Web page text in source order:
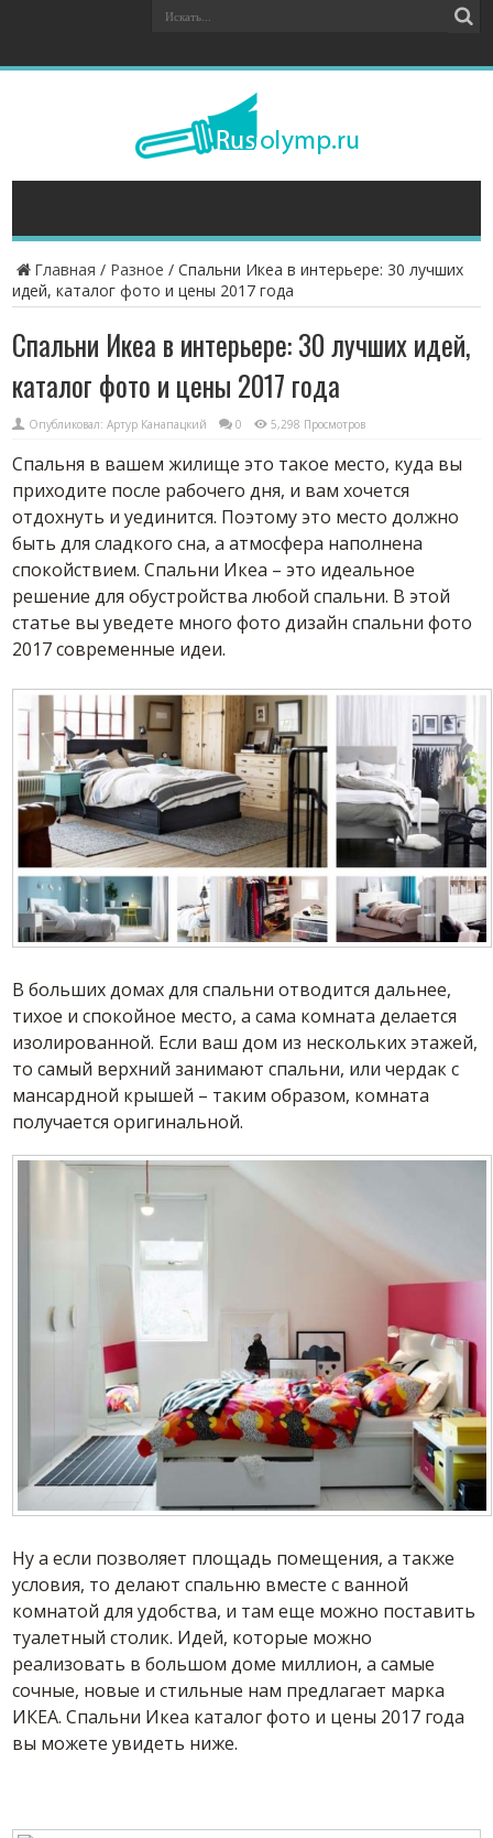
Главная / Разное /Спальни Икеа в интерьере: 30 лучших
идей, каталог фото и цены 2017 года
Спальни Икеа в интерьере: 30 лучших идей,
каталог фото и цены 2017 года
Опубликовал:Артур Канапацкий 0 5,298 Просмотров
Спальня в вашем жилище это такое место, куда вы
приходите после рабочего дня, и вам хочется
отдохнуть и уединится. Поэтому это место должно
быть для сладкого сна, а атмосфера наполнена
спокойствием. Спальни Икеа – это идеальное
решение для обустройства любой спальни. В этой
статье вы уведете много фото дизайн спальни фото
2017 современные идеи.
В больших домах для спальни отводится дальнее,
тихое и спокойное место, а сама комната делается
изолированной. Если ваш дом из нескольких этажей,
то самый верхний занимают спальни, или чердак с
мансардной крышей – таким образом, комната
получается оригинальной.
Ну а если позволяет площадь помещения, а также
условия, то делают спальню вместе с ванной
комнатой для удобства, и там еще можно поставить
туалетный столик. Идей, которые можно
реализовать в большом доме миллион, а самые
сочные, новые и стильные нам предлагает марка
ИКЕА. Спальни Икеа каталог фото и цены 2017 года
вы можете увидеть ниже.